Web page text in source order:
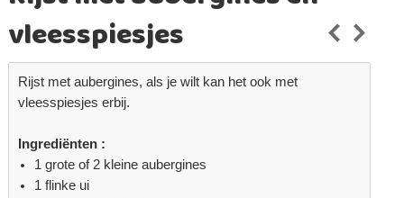
vleesspiesjes
Rijst met aubergines, als je wilt kan het ook met
vleesspiesjes erbij.
Ingrediënten :
1 grote of 2 kleine aubergines
1 flinke ui